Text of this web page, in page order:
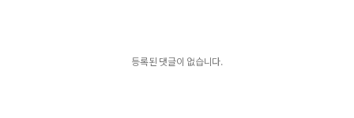
등록된 댓글이 없습니다.